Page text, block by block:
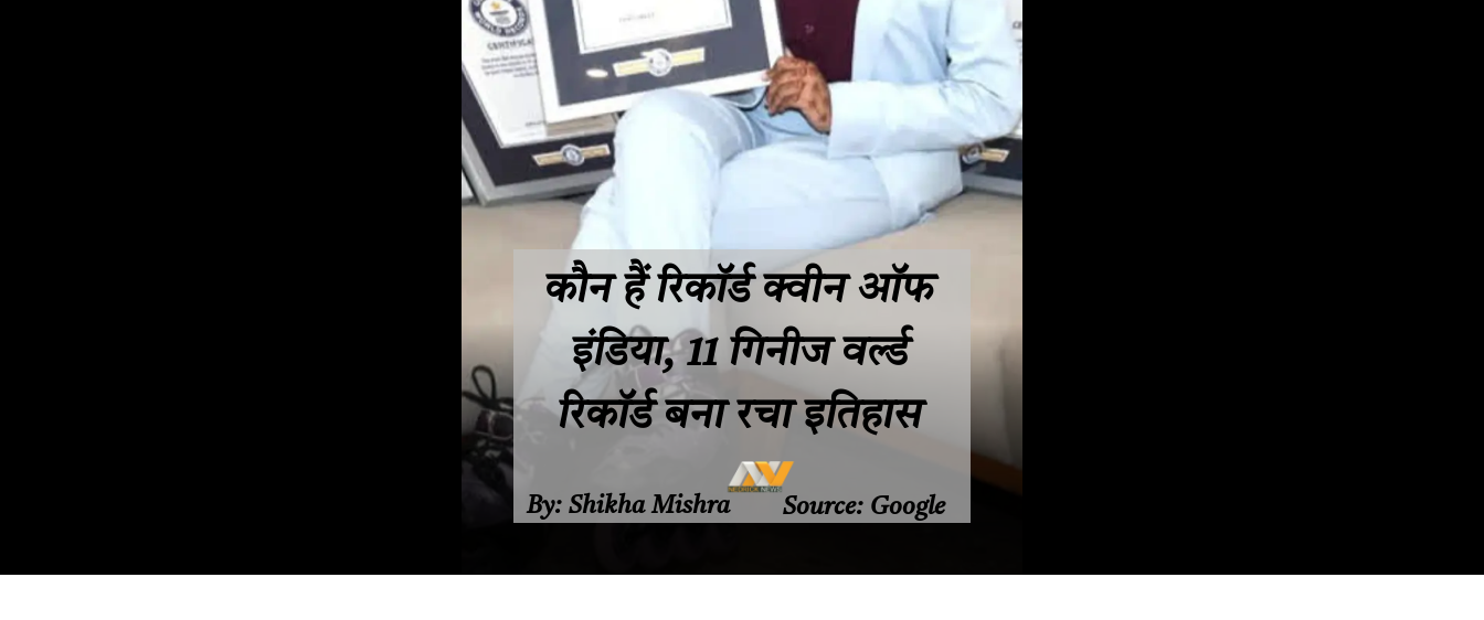
By: Shikha Mishra Source: Google
कौन हैं रिकॉर्ड क्वीन ऑफ
इंडिया, 11 गिनीज वर्ल्ड
रिकॉर्ड बना रचा इतिहास